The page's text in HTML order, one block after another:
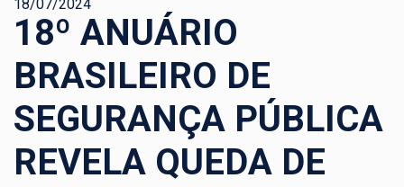
18/07/2024
18º ANUÁRIO
BRASILEIRO DE
SEGURANÇA PÚBLICA
REVELA QUEDA DE